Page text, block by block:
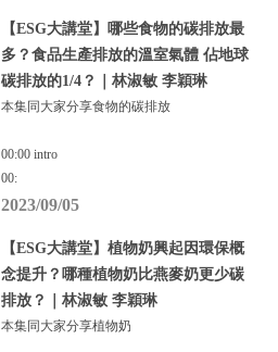
【ESG大講堂】哪些食物的碳排放最
多？食品生產排放的溫室氣體 佔地球
碳排放的1/4？｜林淑敏 李穎琳
本集同大家分享食物的碳排放
00:00 intro
00:
2023/09/05
【ESG大講堂】植物奶興起因環保概
念提升？哪種植物奶比燕麥奶更少碳
排放？｜林淑敏 李穎琳
本集同大家分享植物奶